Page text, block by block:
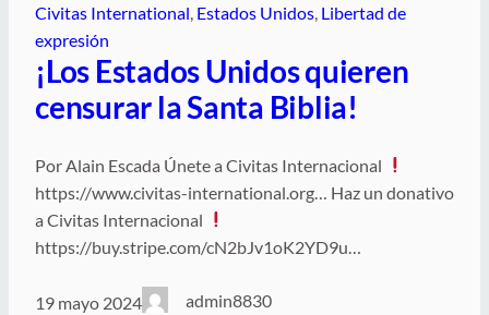
Civitas International Estados Unidos Libertad de
expresión
¡Los Estados Unidos quieren
censurar la Santa Biblia!
Por Alain Escada Únete a Civitas Internacional
https://www.civitas-international.org… Haz un donativo
a Civitas Internacional
https://buy.stripe.com/cN2bJv1oK2YD9u…
19 mayo 2024 admin8830